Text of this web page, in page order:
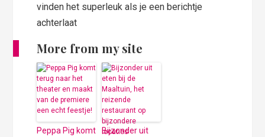
vinden het superleuk als je een berichtje
achterlaat
More from my site
Peppa Pig komt
Bijzonder uit